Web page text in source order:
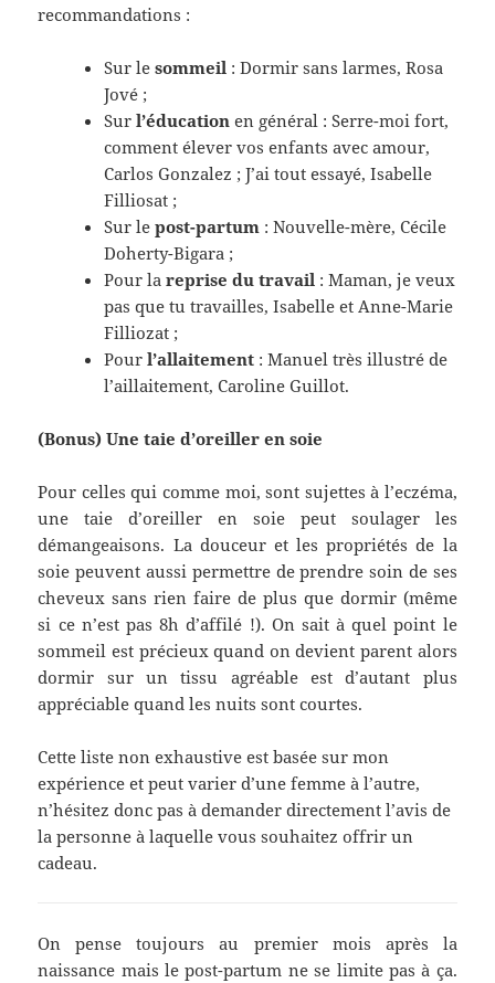
recommandations :
Sur lesommeil : Dormir sans larmes, Rosa
Jové ;
Surl’éducation en général : Serre-moi fort,
comment élever vos enfants avec amour,
Carlos Gonzalez ; J’ai tout essayé, Isabelle
Filliosat ;
Sur lepost-partum : Nouvelle-mère, Cécile
Doherty-Bigara ;
Pour lareprise du travail : Maman, je veux
pas que tu travailles, Isabelle et Anne-Marie
Filliozat ;
Pourl’allaitement : Manuel très illustré de
l’aillaitement, Caroline Guillot.
(Bonus) Une taie d’oreiller en soie
Pour celles qui comme moi, sont sujettes à l’eczéma,
une taie d’oreiller en soie peut soulager les
démangeaisons. La douceur et les propriétés de la
soie peuvent aussi permettre de prendre soin de ses
cheveux sans rien faire de plus que dormir (même
si ce n’est pas 8h d’affilé !). On sait à quel point le
sommeil est précieux quand on devient parent alors
dormir sur un tissu agréable est d’autant plus
appréciable quand les nuits sont courtes.
Cette liste non exhaustive est basée sur mon
expérience et peut varier d’une femme à l’autre,
n’hésitez donc pas à demander directement l’avis de
la personne à laquelle vous souhaitez offrir un
cadeau.
On pense toujours au premier mois après la
naissance mais le post-partum ne se limite pas à ça.